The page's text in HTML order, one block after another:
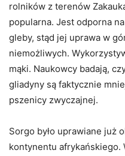
rolników z terenów
popularna. Jest odporna
gleby, stąd jej uprawa w
niemożliwych.
mąki. Naukowcy badają,
gliadyny są faktycznie
pszenicy zwyczajnej.
Sorgo było uprawiane już
kontynentu afrykańskiego.